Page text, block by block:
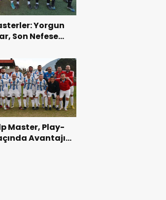
Yorgun
Son Nefese
Master, Play-
Avantajı